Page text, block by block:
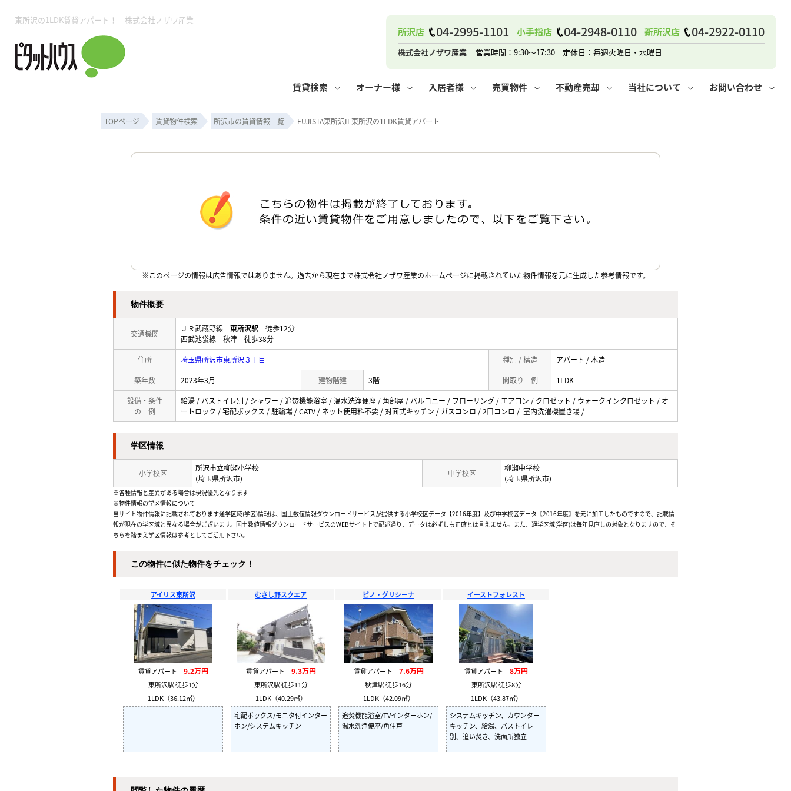
東所沢の1LDK賃貸アパート！｜株式会社ノザワ産業
所沢店 04-2995-1101 小手指店 04-2948-0110 新所沢店 04-2922-0110
株式会社ノザワ産業 営業時間：9:30～17:30 定休日：毎週火曜日・水曜日
賃貸検索 オーナー様 入居者様 売買物件 不動産売却
売却の流れ
当社について お問い合わせ
所沢賃貸TOP 閲覧履歴 保存した検索条件
月極駐車場 事業用物件 コンテナ
賃貸管理業務 管理のご依頼
入居者様用ページTOP 住まいのトラブルQ&A お住まいの解約手続き その他の問合せ
売買物件一覧 よくある質問 マンションVS戸建て 賃貸vs持ち家
無料売却査定 媒介契約の種類 売却時の諸費用 仲介と買取の違い
必要な書類
会社概要 スタッフブログ 個人情報保護方針
ピタットハウス所沢店 ピタットハウス小手指店
ご来店予約
TOPページ 賃貸物件検索 所沢市の賃貸情報一覧 FUJISTA東所沢II 東所沢の1LDK賃貸アパート
※このページの情報は広告情報ではありません。過去から現在まで株式会社ノザワ産業のホームぺージに掲載されていた物件情報を元に生成した参考情報です。
物件概要
交通機関
ＪＲ武蔵野線 東所沢駅 徒歩12分
西武池袋線 秋津 徒歩38分
住所 埼玉県所沢市東所沢３丁目 種別 / 構造 アパート / 木造
築年数 2023年3月 建物階建 3階 間取り一例 1LDK
設備・条件
の一例
給湯 / バストイレ別 / シャワー / 追焚機能浴室 / 温水洗浄便座 / 角部屋 / バルコニー / フローリング / エアコン / クロゼット / ウォークインクロゼット / オ
ートロック / 宅配ボックス / 駐輪場 / CATV / ネット使用料不要 / 対面式キッチン / ガスコンロ / 2口コンロ / 室内洗濯機置き場 /
学区情報
小学校区
所沢市立柳瀬小学校
(埼玉県所沢市)
中学校区
柳瀬中学校
(埼玉県所沢市)
※各種情報と差異がある場合は現況優先となります
※物件情報の学区情報について
当サイト物件情報に記載されております通学区域(学区)情報は、国土数値情報ダウンロードサービスが提供する小学校区データ【2016年度】及び中学校区データ【2016年度】を元に加工したものですので、記載情
報が現在の学区域と異なる場合がございます。国土数値情報ダウンロードサービスのWEBサイト上で記述通り、データは必ずしも正確とは言えません。また、通学区域(学区)は毎年見直しの対象となりますので、そ
ちらを踏まえ学区情報は参考としてご活用下さい。
この物件に似た物件をチェック！
アイリス東所沢
賃貸アパート 9.2万円
東所沢駅 徒歩1分
1LDK（36.12㎡）
むさし野スクエア
賃貸アパート 9.3万円
東所沢駅 徒歩11分
1LDK（40.29㎡）
宅配ボックス/モニタ付インター
ホン/システムキッチン
ピノ・グリシーナ
賃貸アパート 7.6万円
秋津駅 徒歩16分
1LDK（42.09㎡）
追焚機能浴室/TVインターホン/
温水洗浄便座/角住戸
イーストフォレスト
賃貸アパート 8万円
東所沢駅 徒歩8分
1LDK（43.87㎡）
システムキッチン、カウンター
キッチン、給湯、バストイレ
別、追い焚き、洗面所独立